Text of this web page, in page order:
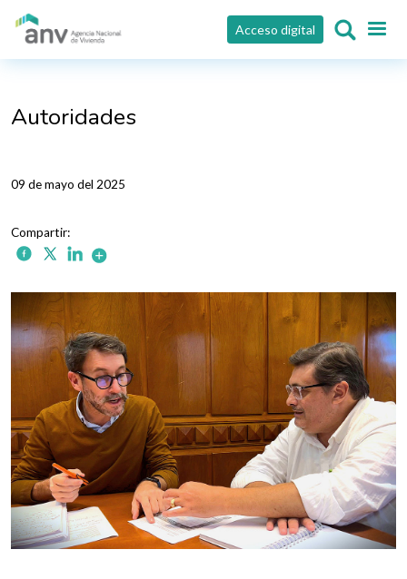
Pasar al contenido principal
Acceso digital
Autoridades
09 de mayo del 2025